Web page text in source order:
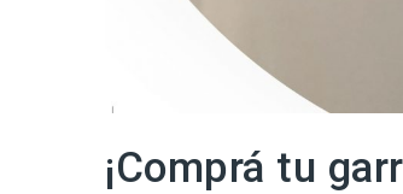
¡Comprá tu